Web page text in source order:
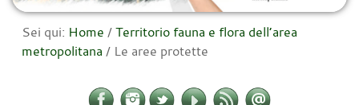
Sei qui: Home /Territorio fauna e flora dell’area
metropolitana / Le aree protette